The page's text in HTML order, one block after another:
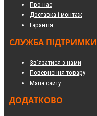
Про нас
Доставка і монтаж
Гарантія
СЛУЖБА ПІДТРИМКИ
Зв’язатися з нами
Повернення товару
Мапа сайту
ДОДАТКОВО